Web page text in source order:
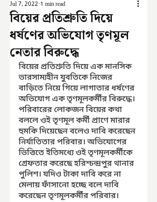
বিয়ের প্রতিশ্রুতি দিয়ে
ধর্ষণের অভিযোগ তৃণমূল
নেতার বিরুদ্ধে
Jul 7, 2022 1 min read
বিয়ের প্রতিশ্রুতি দিয়ে এক মানসিক
ভারসাম্যহীন যুবতিকে নিজের
বাড়িতে নিয়ে গিয়ে লাগাতার ধর্ষণের
অভিযোগ এক তৃণমূলকর্মীর বিরুদ্ধে।
পরিবারের লোকজন বিয়ের কথা
বললে ওই তৃণমূল কর্মী প্রাণে মারার
হুমকি দিয়েছেন বলেও দাবি করেছেন
নির্যাতিতার পরিবার। অভিযোগের
ভিত্তিতে ইতিমধ্যে ওই তৃণমূলকর্মীকে
গ্রেফতার করেছে হরিশ্চন্দ্রপুর থানার
পুলিশ। যদিও টাকা দাবি করে না
মেলায় ফাঁসানো হচ্ছে বলে দাবি
করেছেন তৃণমূলকর্মীর পরিবার।